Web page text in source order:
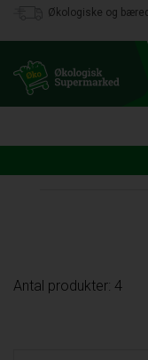
Økologiske og
Antal produkter: 4